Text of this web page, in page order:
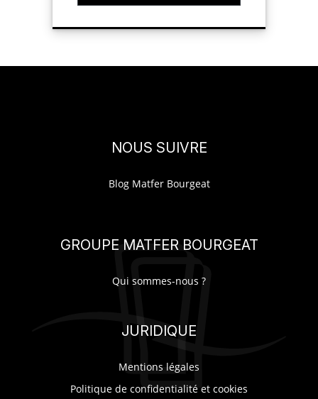
NOUS SUIVRE
Blog Matfer Bourgeat
GROUPE MATFER BOURGEAT
Qui sommes-nous ?
JURIDIQUE
Mentions légales
Politique de confidentialité et cookies